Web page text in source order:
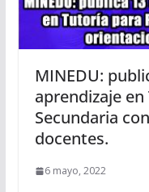
MINEDU:
aprendizaje
Secundaria
docentes.
6 mayo, 2022